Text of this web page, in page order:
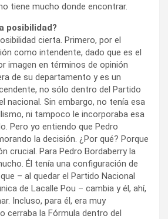
tiene mucho donde encontrar.
posibilidad?
cierta. Primero, por el
como intendente, dado que es el
imagen en términos de opinión
de su departamento y es un
no sólo dentro del Partido
nacional. Sin embargo, no tenía esa
ni tampoco le incorporaba esa
Pero yo entiendo que Pedro
la decisión. ¿Por qué? Porque
crucial. Para Pedro Bordaberry la
Él tenía una configuración de
– al quedar el Partido Nacional
de Lacalle Pou – cambia y él, ahí,
Incluso, para él, era muy
cerraba la Fórmula dentro del